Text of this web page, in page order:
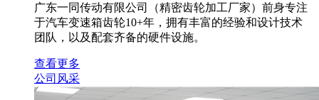
广东一同传动有限公司（精密齿轮加工厂家）前身专注
于汽车变速箱齿轮10+年，拥有丰富的经验和设计技术
团队，以及配套齐备的硬件设施。
查看更多
公司风采